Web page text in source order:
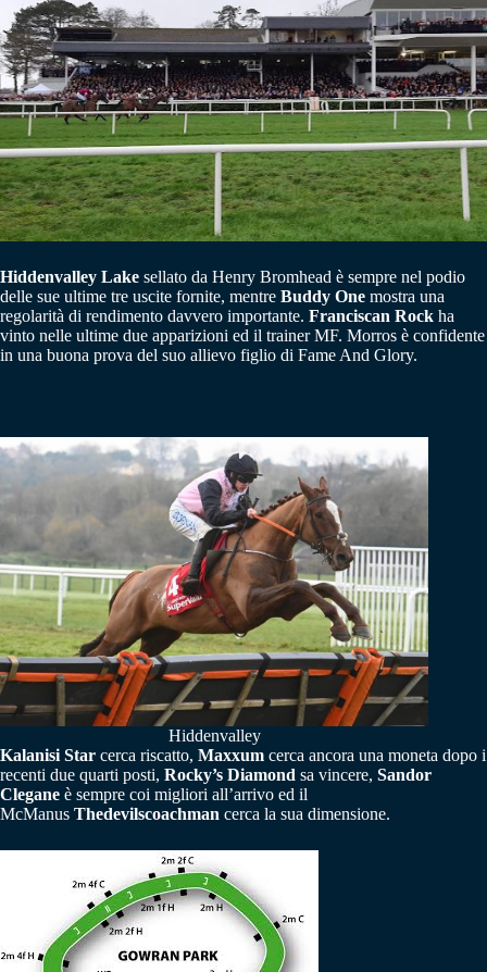
Hiddenvalley Lake sellato da Henry Bromhead è sempre nel podio
delle sue ultime tre uscite fornite, mentre Buddy One mostra una
regolarità di rendimento davvero importante. Franciscan Rock ha
vinto nelle ultime due apparizioni ed il trainer MF. Morros è confidente
in una buona prova del suo allievo figlio di Fame And Glory.
Hiddenvalley
Kalanisi Star cerca riscatto, Maxxum cerca ancora una moneta dopo i
recenti due quarti posti, Rocky’s Diamond sa vincere, Sandor
Clegane è sempre coi migliori all’arrivo ed il
McManus Thedevilscoachman cerca la sua dimensione.